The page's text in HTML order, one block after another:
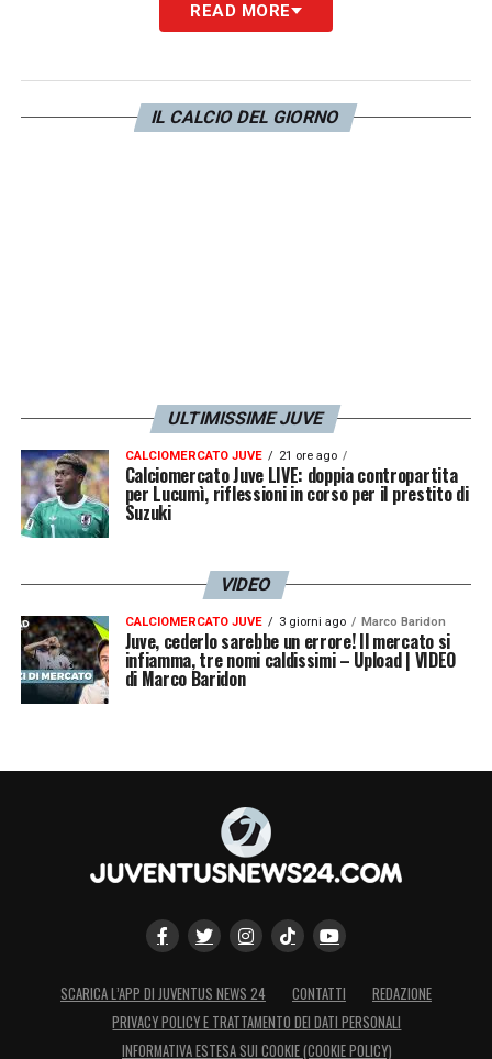
Allegri è la vera realtà dei fatti. Se arriva
solo viaggio verso Livorno…».
READ MORE
IL CALCIO DEL GIORNO
ULTIMISSIME JUVE
CALCIOMERCATO JUVE 21 ore ago
Calciomercato Juve LIVE: doppia contropartita
per Lucumì, riflessioni in corso per il prestito di
Suzuki
VIDEO
CALCIOMERCATO JUVE 3 giorni ago Marco Baridon
Juve, cederlo sarebbe un errore! Il mercato si
infiamma, tre nomi caldissimi – Upload | VIDEO
di Marco Baridon
SCARICA L’APP DI JUVENTUS NEWS 24 CONTATTI
REDAZIONE
PRIVACY POLICY E TRATTAMENTO DEI DATI PERSONALI
INFORMATIVA ESTESA SUI COOKIE (COOKIE POLICY)